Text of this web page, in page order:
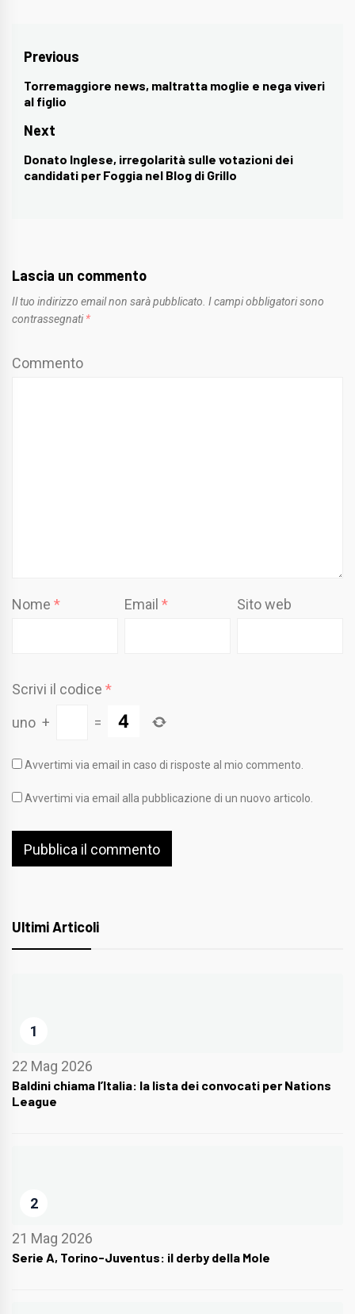
Navigazione
articoli
Previous
Previous
post:
Torremaggiore news, maltratta moglie e nega viveri
al figlio
Next
Next
post:
Donato Inglese, irregolarità sulle votazioni dei
candidati per Foggia nel Blog di Grillo
Lascia un commento
Il tuo indirizzo email non sarà pubblicato. I campi obbligatori sono
contrassegnati *
Commento
Nome * Email* Sito web
Scrivi il codice *
uno + =
Avvertimi via email in caso di risposte al mio commento.
Avvertimi via email alla pubblicazione di un nuovo articolo.
Ultimi Articoli
1
22 Mag 2026
Baldini chiama l’Italia: la lista dei convocati per Nations
League
2
21 Mag 2026
Serie A, Torino-Juventus: il derby della Mole